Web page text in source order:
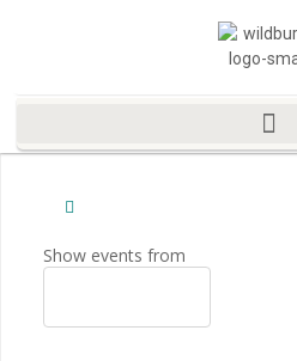
Show events from